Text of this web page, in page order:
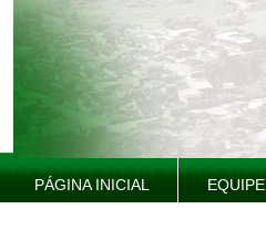
PÁGINA INICIAL EQUIPE